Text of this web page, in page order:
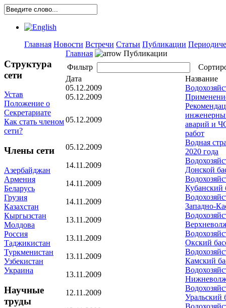
Главная Новости Встречи Статьи Публикации
Структура
сети
Устав
Положение о
Секретариате
Как стать членом
сети?
Члены сети
Азербайджан
Армения
Беларусь
Грузия
Казахстан
Кыргызстан
Молдова
Россия
Таджикистан
Туркменистан
Узбекистан
Украина
Научные
труды
Главная
Публикации
Фильтр
Дата
Название
05.12.2009
05.12.2009
05.12.2009
аварий и
работ
05.12.2009
Водная
2020 года
14.11.2009
Донской
14.11.2009
Кубанский
14.11.2009
Западно-
13.11.2009
13.11.2009
Окский
13.11.2009
Камский
13.11.2009
12.11.2009
Уральский